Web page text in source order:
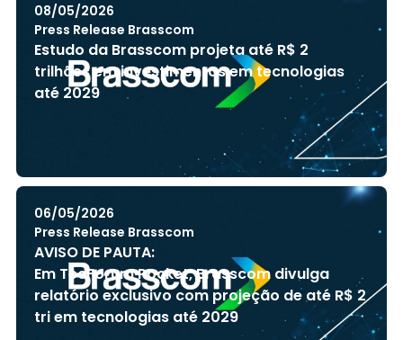
08/05/2026
Press Release Brasscom
Estudo da Brasscom projeta até R$ 2
trilhões em investimentos em tecnologias
até 2029
06/05/2026
Press Release Brasscom
AVISO DE PAUTA:
Em TecForum Pocket, Brasscom divulga
relatório exclusivo com projeção de até R$ 2
tri em tecnologias até 2029